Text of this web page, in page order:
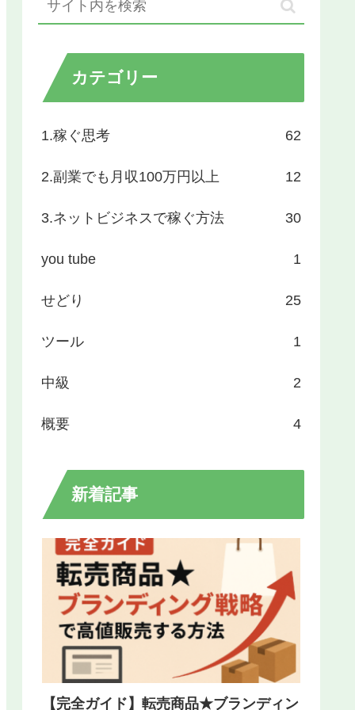
カテゴリー
1.稼ぐ思考 62
2.副業でも月収100万円以上 12
3.ネットビジネスで稼ぐ方法 30
you tube 1
せどり 25
ツール 1
中級 2
概要 4
新着記事
【完全ガイド】転売商品★ブランディン